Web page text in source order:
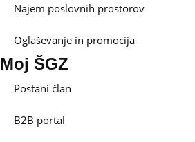
Najem poslovnih prostorov
Oglaševanje in promocija
Moj ŠGZ
Postani član
B2B portal